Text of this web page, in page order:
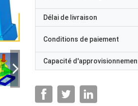
Délai de livraison
Conditions de paiement
Capacité